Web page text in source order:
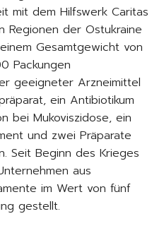
mit dem Hilfswerk Caritas
der Ostukraine
Gesamtgewicht von
Packungen
geeigneter Arzneimittel
ein Antibiotikum
bei Mukoviszidose, ein
und zwei Präparate
Seit Beginn des Krieges
aus
im Wert von fünf
gestellt.